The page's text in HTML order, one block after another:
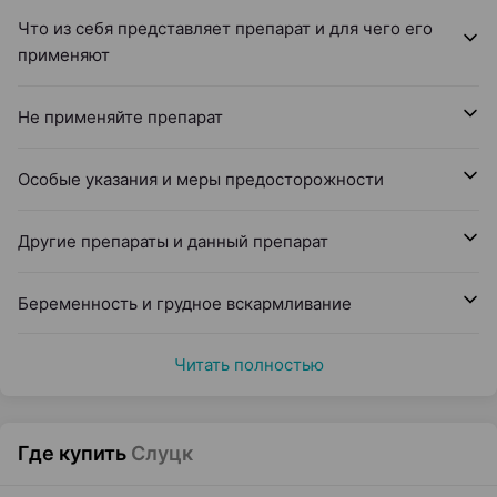
Что из себя представляет препарат и для чего его
применяют
Не применяйте препарат
Особые указания и меры предосторожности
Другие препараты и данный препарат
Беременность и грудное вскармливание
Читать полностью
Где купить Слуцк